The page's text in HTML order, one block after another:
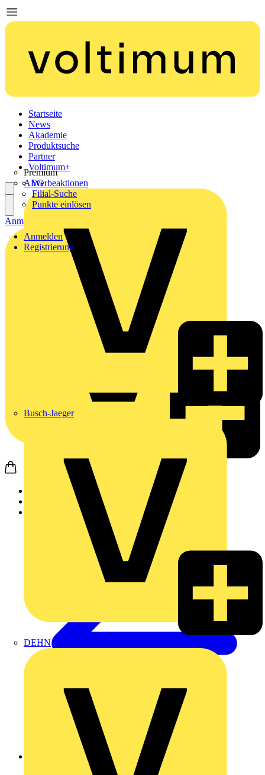
Startseite
News
Akademie
Produktsuche
Partner
Premium
AEG
Busch-Jaeger
DEHN
Voltimum+
Werbeaktionen
Filial-Suche
Punkte einlösen
Anmelden
Registrierung
Anmelden
Zurück zu Produkte